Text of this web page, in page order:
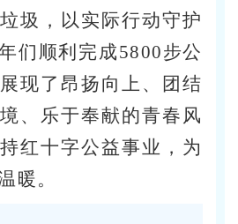
圾，以实际行动守护
们顺利完成5800步公
现了昂扬向上、团结
、乐于奉献的青春风
红十字公益事业，为
暖。